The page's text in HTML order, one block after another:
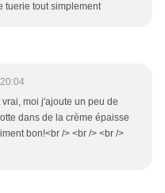
tuerie tout simplement
moi j'ajoute un peu de
dans de la crème épaisse
bon!<br /> <br /> <br />